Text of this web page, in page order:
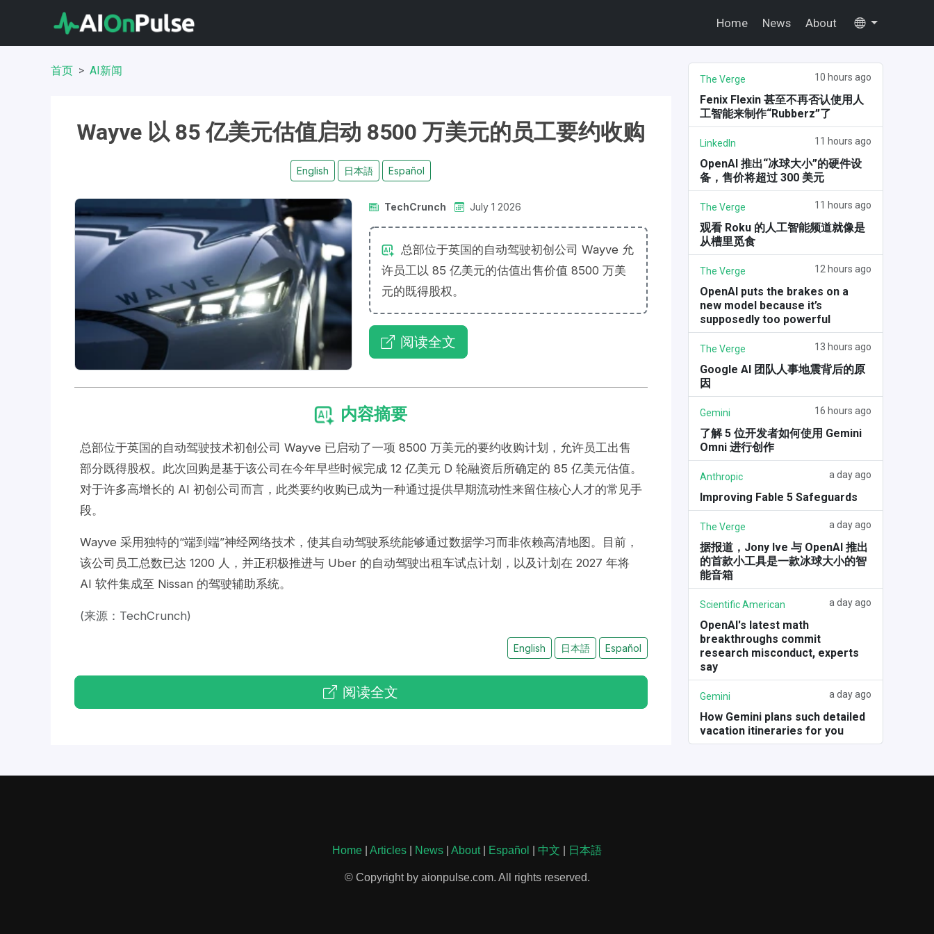
Home News About
首页 AI新闻
Wayve 以 85 亿美元估值启动 8500 万美元的员工要约收购
English 日本語 Español
TechCrunch July 1 2026
总部位于英国的自动驾驶初创公司 Wayve 允
许员工以 85 亿美元的估值出售价值 8500 万美
元的既得股权。
阅读全文
内容摘要
总部位于英国的自动驾驶技术初创公司 Wayve 已启动了一项 8500 万美元的要约收购计划，允许员工出售
部分既得股权。此次回购是基于该公司在今年早些时候完成 12 亿美元 D 轮融资后所确定的 85 亿美元估值。
对于许多高增长的 AI 初创公司而言，此类要约收购已成为一种通过提供早期流动性来留住核心人才的常见手
段。
Wayve 采用独特的“端到端”神经网络技术，使其自动驾驶系统能够通过数据学习而非依赖高清地图。目前，
该公司员工总数已达 1200 人，并正积极推进与 Uber 的自动驾驶出租车试点计划，以及计划在 2027 年将
AI 软件集成至 Nissan 的驾驶辅助系统。
(来源：TechCrunch)
English 日本語 Español
阅读全文
The Verge 10 hours ago
Fenix Flexin 甚至不再否认使用人
工智能来制作“Rubberz”了
LinkedIn 11 hours ago
OpenAI 推出“冰球大小”的硬件设
备，售价将超过 300 美元
The Verge 11 hours ago
观看 Roku 的人工智能频道就像是
从槽里觅食
The Verge 12 hours ago
OpenAI puts the brakes on a
new model because it’s
supposedly too powerful
The Verge 13 hours ago
Google AI 团队人事地震背后的原
因
Gemini 16 hours ago
了解 5 位开发者如何使用 Gemini
Omni 进行创作
Anthropic a day ago
Improving Fable 5 Safeguards
The Verge a day ago
据报道，Jony Ive 与 OpenAI 推出
的首款小工具是一款冰球大小的智
能音箱
Scientific American a day ago
OpenAI's latest math
breakthroughs commit
research misconduct, experts
say
Gemini a day ago
How Gemini plans such detailed
vacation itineraries for you
Home Articles News About| Español 中文 日本語
© Copyright by aionpulse.com. All rights reserved.